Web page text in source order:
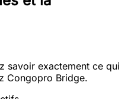
savoir exactement ce qui
Congopro Bridge.